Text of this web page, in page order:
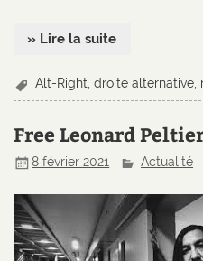
» Lire la suite
Alt-Right,droite alternative,
Free Leonard
8 février 2021 Actualité